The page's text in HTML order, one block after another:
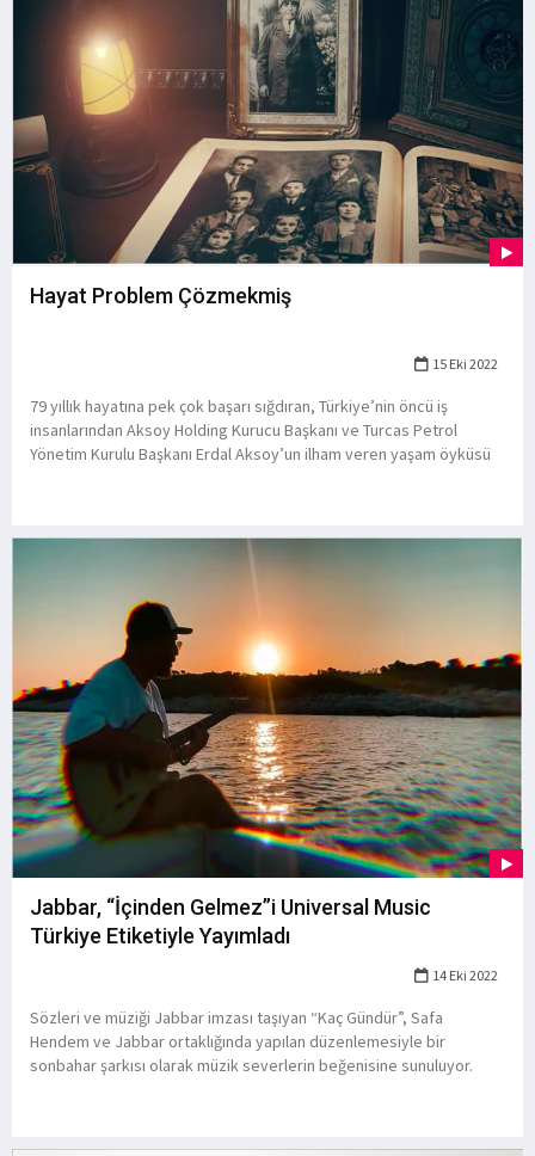
Hayat Problem Çözmekmiş
15 Eki 2022
79 yıllık hayatına pek çok başarı sığdıran, Türkiye’nin öncü iş
insanlarından Aksoy Holding Kurucu Başkanı ve Turcas Petrol
Yönetim Kurulu Başkanı Erdal Aksoy’un ilham veren yaşam öyküsü
Jabbar, “İçinden Gelmez”i Universal Music
Türkiye Etiketiyle Yayımladı
14 Eki 2022
Sözleri ve müziği Jabbar imzası taşıyan “Kaç Gündür”, Safa
Hendem ve Jabbar ortaklığında yapılan düzenlemesiyle bir
sonbahar şarkısı olarak müzik severlerin beğenisine sunuluyor.